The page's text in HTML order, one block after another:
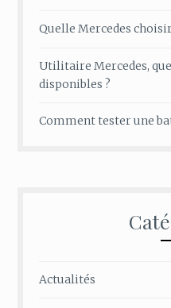
Quelle Mercedes
Utilitaire Mercedes,
disponibles ?
Comment tester une
Actualités